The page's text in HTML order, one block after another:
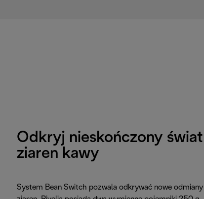
Odkryj nieskończony świat
ziaren kawy
System Bean Switch pozwala odkrywać nowe odmiany